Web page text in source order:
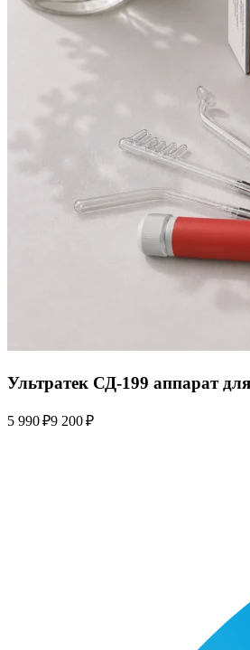
Ультратек СД-199 аппарат
5 990 ₽9 200 ₽